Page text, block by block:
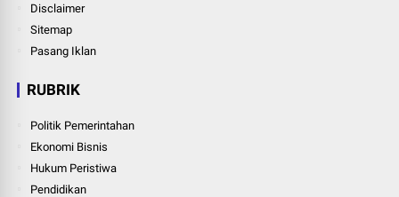
Disclaimer
Sitemap
Pasang Iklan
RUBRIK
Politik Pemerintahan
Ekonomi Bisnis
Hukum Peristiwa
Pendidikan